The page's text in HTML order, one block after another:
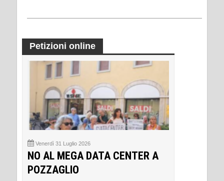
Petizioni online
Venerdì 31 Luglio 2026
NO AL MEGA DATA CENTER A
POZZAGLIO